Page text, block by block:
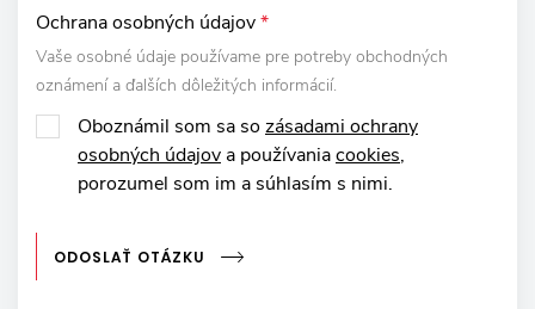
Ochrana osobných údajov*
Vaše osobné údaje používame pre potreby obchodných
oznámení a ďalších dôležitých informácií.
Oboznámil som sa so zásadami ochrany
osobných údajov a používaniacookies,
porozumel som im a súhlasím s nimi.
ODOSLAŤ OTÁZKU